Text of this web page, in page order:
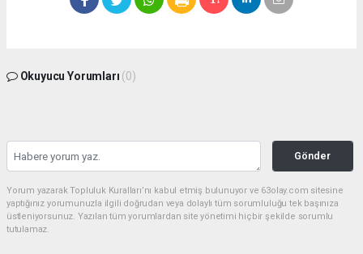
Okuyucu Yorumları (0)
Gönder
Yorum yazarak Topluluk Kuralları’nı kabul etmiş bulunuyor ve 63olay.com sitesine
yaptığınız yorumunuzla ilgili doğrudan veya dolaylı tüm sorumluluğu tek başınıza
üstleniyorsunuz. Yazılan tüm yorumlardan site yönetimi hiçbir şekilde sorumlu
tutulamaz.